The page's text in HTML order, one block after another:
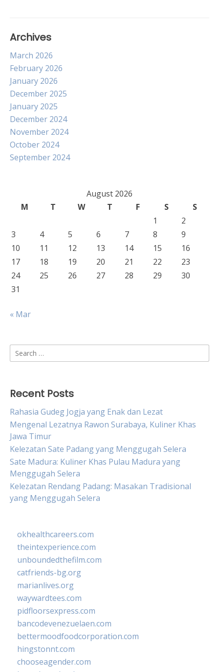
Archives
March 2026
February 2026
January 2026
December 2025
January 2025
December 2024
November 2024
October 2024
September 2024
August 2026
M
T W T F S
S
1
2
3
4 5 6 7 8
9
10
11 12 13 14 15
16
17
18 19 20 21 22
23
24
25 26 27 28 29
30
31
« Mar
Search
for:
Recent Posts
Rahasia Gudeg Jogja yang Enak dan Lezat
Mengenal Lezatnya Rawon Surabaya, Kuliner Khas
Jawa Timur
Kelezatan Sate Padang yang Menggugah Selera
Sate Madura: Kuliner Khas Pulau Madura yang
Menggugah Selera
Kelezatan Rendang Padang: Masakan Tradisional
yang Menggugah Selera
okhealthcareers.com
theintexperience.com
unboundedthefilm.com
catfriends-bg.org
marianlives.org
waywardtees.com
pidfloorsexpress.com
bancodevenezuelaen.com
bettermoodfoodcorporation.com
hingstonnt.com
chooseagender.com